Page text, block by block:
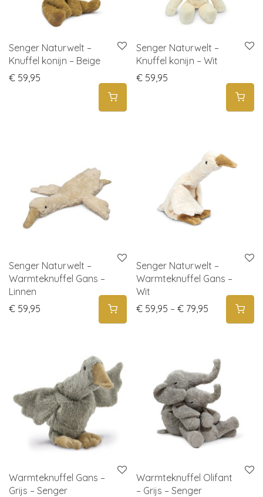
Senger Naturwelt –
Knuffel konijn – Beige
€ 59,95
Senger Naturwelt –
Knuffel konijn – Wit
€ 59,95
Senger Naturwelt –
Warmteknuffel Gans –
Linnen
€ 59,95
Senger Naturwelt –
Warmteknuffel Gans –
Wit
€ 59,95 – € 79,95 Price
Warmteknuffel Gans –
Grijs – Senger
Warmteknuffel Olifant
– Grijs – Senger